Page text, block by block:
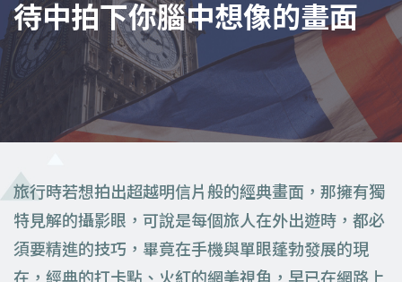
待中拍下你腦中想像的畫面
旅行時若想拍出超越明信片般的經典畫面，那擁有獨
特見解的攝影眼，可說是每個旅人在外出遊時，都必
須要精進的技巧，畢竟在手機與單眼蓬勃發展的現
在，經典的打卡點、火紅的網美視角，早已在網路上